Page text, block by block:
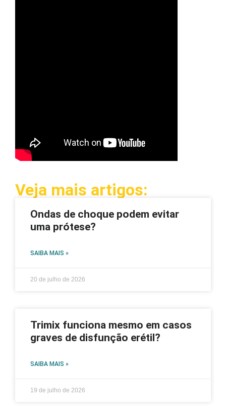
Veja mais artigos:
Ondas de choque podem evitar
uma prótese?
SAIBA MAIS »
20 de julho de 2026
Trimix funciona mesmo em casos
graves de disfunção erétil?
SAIBA MAIS »
19 de julho de 2026